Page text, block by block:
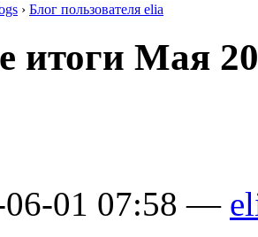
› Блог пользователя elia
итоги Мая
06-01 07:58 —